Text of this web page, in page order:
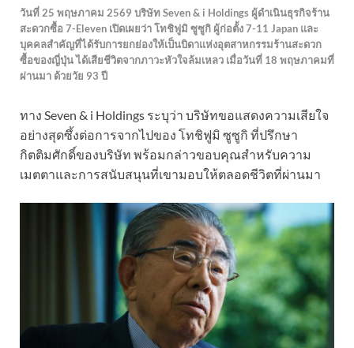
วันที่ 25 พฤษภาคม 2569 บริษัท Seven & i Holdings ผู้ดำเนินธุรกิจร้าน
สะดวกซื้อ 7-Eleven เปิดเผยว่า โทชิฟูมิ ซูซูกิ ผู้ก่อตั้ง 7-11 Japan และ
บุคคลสำคัญที่ได้รับการยกย่องให้เป็นบิดาแห่งอุตสาหกรรมร้านสะดวก
ซื้อของญี่ปุ่น ได้เสียชีวิตจากภาวะหัวใจล้มเหลว เมื่อวันที่ 18 พฤษภาคมที่
ผ่านมา ด้วยวัย 93 ปี
ทาง Seven & i Holdings ระบุว่า บริษัทขอแสดงความเสียใจ
อย่างสุดซึ้งต่อการจากไปของ โทชิฟูมิ ซูซูกิ ที่ปรึกษา
กิตติมศักดิ์ของบริษัท พร้อมกล่าวขอบคุณสำหรับความ
เมตตาและการสนับสนุนที่เขามอบให้ตลอดชีวิตที่ผ่านมา